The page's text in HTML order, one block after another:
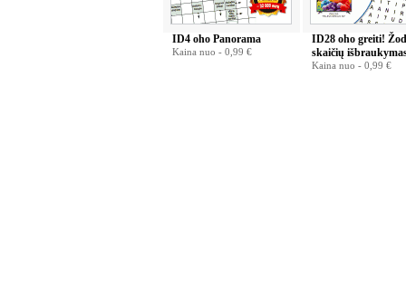
ID4 oho Panorama
Kaina nuo - 0,99 €
ID28 oho greiti!
skaičių
Kaina nuo - 0,99 €